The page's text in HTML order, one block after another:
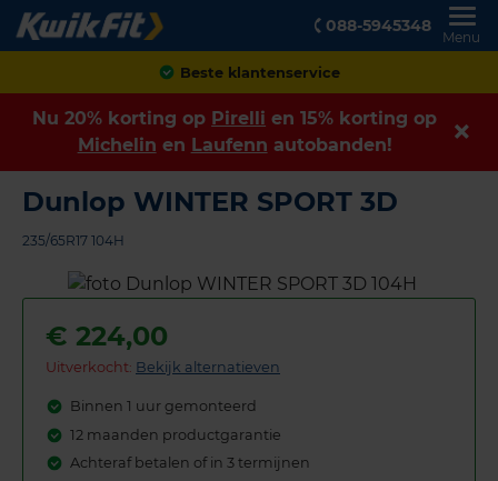
088-5945348
Menu
Achteraf betalen
Nu 20% korting op Pirelli en 15% korting op
Michelin en Laufenn autobanden!
Dunlop WINTER SPORT 3D
235/65R17 104H
€ 224,00
Uitverkocht: Bekijk alternatieven
Binnen 1 uur gemonteerd
12 maanden productgarantie
Achteraf betalen of in 3 termijnen